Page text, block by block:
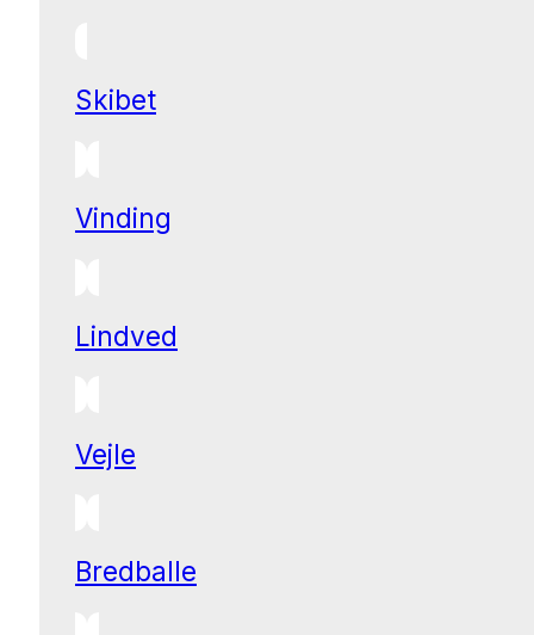
Skibet
Vinding
Lindved
Vejle
Bredballe